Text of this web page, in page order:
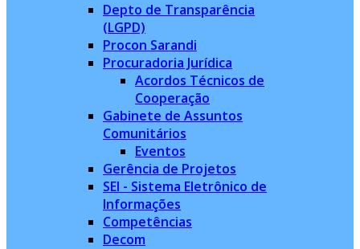
Depto de Transparência
(LGPD)
Procon Sarandi
Procuradoria Jurídica
Acordos Técnicos de
Cooperação
Gabinete de Assuntos
Comunitários
Eventos
Gerência de Projetos
SEI - Sistema Eletrônico de
Informações
Competências
Decom